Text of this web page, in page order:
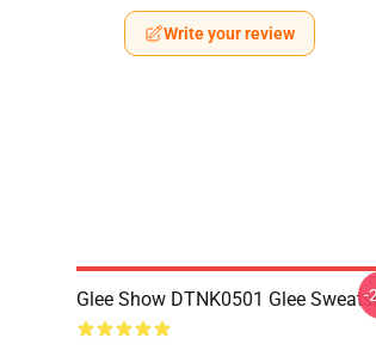
Write your review
Glee Show DTNK0501 Glee -